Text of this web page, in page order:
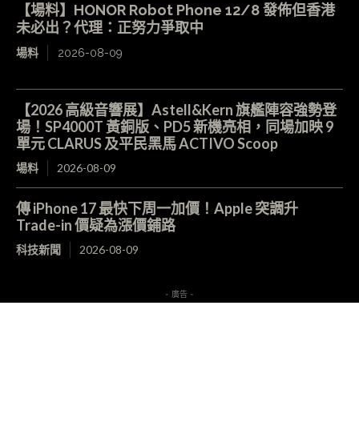
【場料】HONOR Robot Phone 12/8 發佈但香港
未必出？代理：正努力爭取中
場料 2026-08-09
【2026 高級音響展】Astell&Kern 旗艦陣容強勢登
場！SP4000T 黃銅版、PD5 新機亮相，同場加映 9
單元 CLARUS 及平民黑馬 ACTIVO Scoop
場料 2026-08-09
傳 iPhone 17 最快下周一加價！Apple 突調升
Trade-in 價疑為漲價鋪路
科技新聞 2026-08-09
- 廣告 -